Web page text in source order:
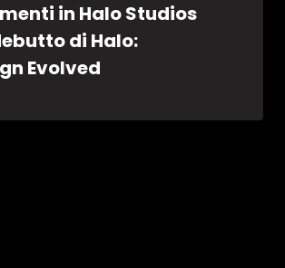
in Halo Studios
di Halo:
Evolved